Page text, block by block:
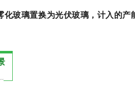
玻璃置换为光伏玻璃，计入的